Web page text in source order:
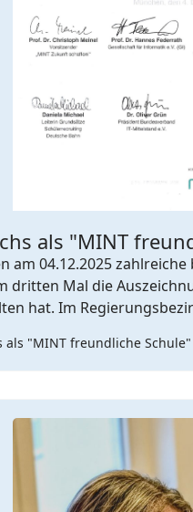
als "MINT
04.12.2025
dritten Mal die
hat. Im
als "MINT freundliche